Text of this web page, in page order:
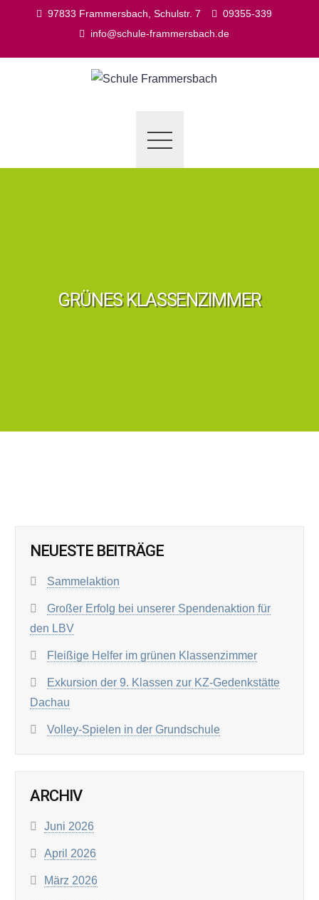
97833 Frammersbach, Schulstr. 7
09355-339
info@schule-frammersbach.de
GRÜNES KLASSENZIMMER
NEUESTE BEITRÄGE
Sammelaktion
Großer Erfolg bei unserer Spendenaktion für
den LBV
Fleißige Helfer im grünen Klassenzimmer
Exkursion der 9. Klassen zur KZ-Gedenkstätte
Dachau
Volley-Spielen in der Grundschule
ARCHIV
Juni 2026
April 2026
März 2026